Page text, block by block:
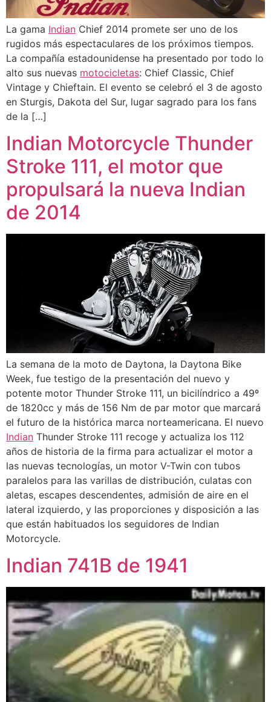
La gama Indian Chief 2014 promete ser uno de los
rugidos más espectaculares de los próximos tiempos.
La compañía estadounidense ha presentado por todo lo
alto sus nuevas motocicletas: Chief Classic, Chief
Vintage y Chieftain. El evento se celebró el 3 de agosto
en Sturgis, Dakota del Sur, lugar sagrado para los fans
de la […]
Indian Motorcycle Thunder
Stroke 111, el motor que
propulsará la nueva Indian
de 2014
La semana de la moto de Daytona, la Daytona Bike
Week, fue testigo de la presentación del nuevo y
potente motor Thunder Stroke 111, un bicilíndrico a 49º
de 1820cc y más de 156 Nm de par motor que marcará
el futuro de la histórica marca norteamericana. El nuevo
Indian Thunder Stroke 111 recoge y actualiza los 112
años de historia de la firma para actualizar el motor a
las nuevas tecnologías, un motor V-Twin con tubos
paralelos para las varillas de distribución, culatas con
aletas, escapes descendentes, admisión de aire en el
lateral izquierdo, y las proporciones y disposición a las
que están habituados los seguidores de Indian
Motorcycle.
Indian 741B de 1941